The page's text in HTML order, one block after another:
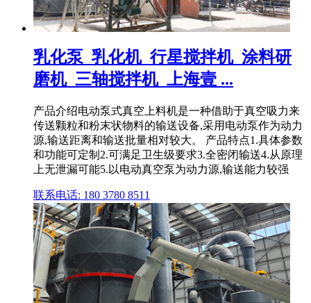
乳化泵_乳化机_行星搅拌机_涂料研
磨机_三轴搅拌机_上海壹 ...
产品介绍电动泵式真空上料机是一种借助于真空吸力来
传送颗粒和粉末状物料的输送设备,采用电动泵作为动力
源,输送距离和输送批量相对较大。 产品特点1.具体参数
和功能可定制2.可满足卫生级要求3.全密闭输送4.从原理
上无泄漏可能5.以电动真空泵为动力源,输送能力较强
联系电话: 180 3780 8511